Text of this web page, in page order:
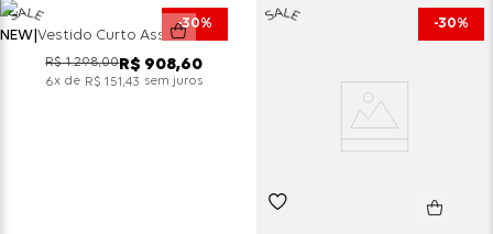
30%
NEW Vestido Curto Assimétrico De Laço - Bordo
R$ 1.298,00R$ 908,60
6x de R$ 151,43 sem juros
30%